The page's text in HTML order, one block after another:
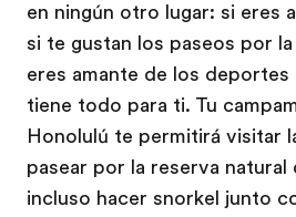
en ningún otro lugar: si eres
si te gustan los paseos por
eres amante de los deportes
tiene todo para ti. Tu
Honolulú te permitirá visitar
pasear por la reserva natural
incluso hacer snorkel junto